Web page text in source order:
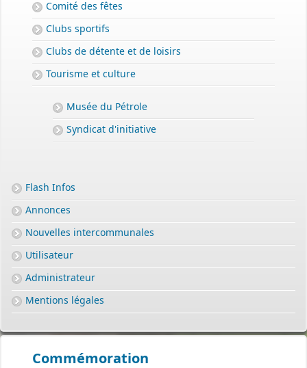
Comité des fêtes
Clubs sportifs
Clubs de détente et de loisirs
Tourisme et culture
Musée du Pétrole
Syndicat d'initiative
Flash Infos
Annonces
Nouvelles intercommunales
Utilisateur
Administrateur
Mentions légales
Commémoration